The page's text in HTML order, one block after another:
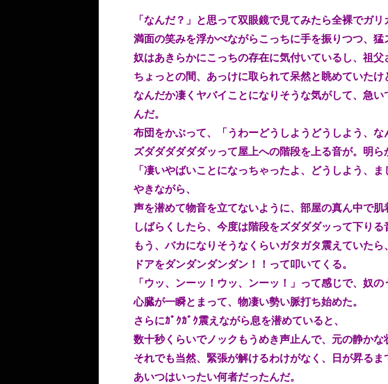
「なんだ？」と思って双眼鏡で見てみたら全裸でガ
満面の笑みを浮かべながらこっちに手を振りつつ、猛
奴はあきらかにこっちの存在に気付いているし、祖父
ちょっとの間、あっけに取られて呆然と眺めていたけ
なんだか凄くヤバイことになりそうな気がして、急
んだ。
布団をかぶって、「うわーどうしようどうしよう、な
ズダダダダダダッって屋上への階段を上る音が。明ら
「凄いやばいことになっちゃったよ、どうしよう、
やきながら、
声を潜めて物音を立てないように、部屋の真ん中で肌
しばらくしたら、今度は階段をズダダダッって下りる
もう、バカになりそうなくらいガタガタ震えていたら、
ドアをダンダンダンダン！！って叩いてくる。
「ウッ、ンーッ！ウッ、ンーッ！」って感じで、奴の
心臓が一瞬とまって、物凄い勢い脈打ち始めた。
さらにｶﾞｸｶﾞｸ震えながら息を潜めていると、
数十秒くらいでノックもうめき声止んで、元の静かな
それでも当然、緊張が解けるわけがなく、日が昇るま
あいつはいったい何者だったんだ。